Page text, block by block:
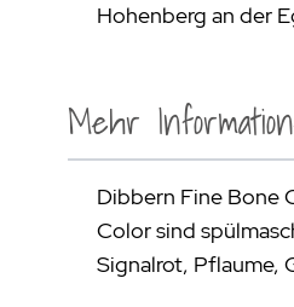
Hohenberg an der
Mehr
Dibbern Fine Bone
Color sind
Signalrot, Pflaume,